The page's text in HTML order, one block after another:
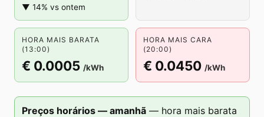
▼ 14% vs ontem
HORA MAIS BARATA
(13:00)
€ 0.0005 /kWh
HORA MAIS CARA
(20:00)
€ 0.0450 /kWh
Preços horários — amanhã — hora mais barata